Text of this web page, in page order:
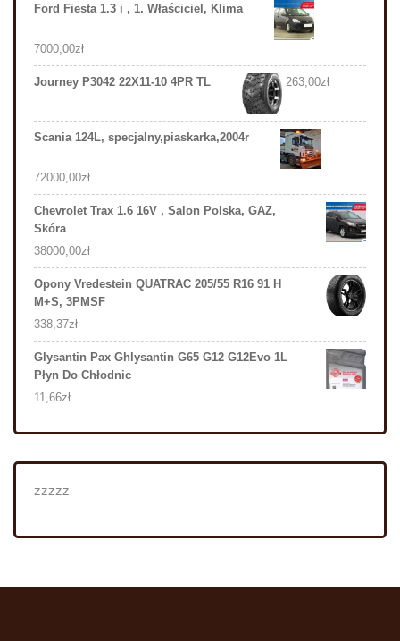
Ford Fiesta 1.3 i , 1. Właściciel, Klima
7000,00zł
Journey P3042 22X11-10 4PR TL 263,00zł
Scania 124L, specjalny,piaskarka,2004r
72000,00zł
Chevrolet Trax 1.6 16V , Salon Polska, GAZ,
Skóra
38000,00zł
Opony Vredestein QUATRAC 205/55 R16 91 H
M+S, 3PMSF
338,37zł
Glysantin Pax Ghlysantin G65 G12 G12Evo 1L
Płyn Do Chłodnic
11,66zł
zzzzz